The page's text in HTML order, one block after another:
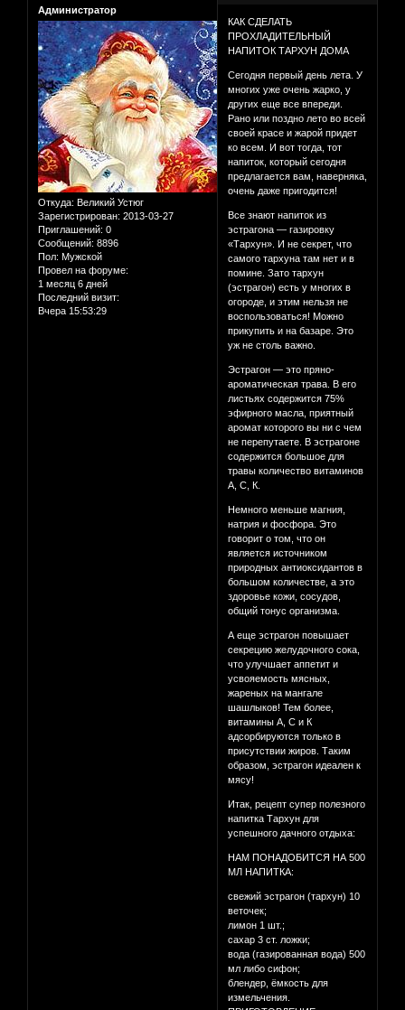
Администратор
Откуда: Великий Устюг
Зарегистрирован: 2013-03-27
Приглашений: 0
Сообщений: 8896
Пол: Мужской
Провел на форуме:
1 месяц 6 дней
Последний визит:
Вчера 15:53:29
КАК СДЕЛАТЬ
ПРОХЛАДИТЕЛЬНЫЙ
НАПИТОК ТАРХУН ДОМА
Сегодня первый день лета. У
многих уже очень жарко, у
других еще все впереди.
Рано или поздно лето во всей
своей красе и жарой придет
ко всем. И вот тогда, тот
напиток, который сегодня
предлагается вам, наверняка,
очень даже пригодится!
Все знают напиток из
эстрагона — газировку
«Тархун». И не секрет, что
самого тархуна там нет и в
помине. Зато тархун
(эстрагон) есть у многих в
огороде, и этим нельзя не
воспользоваться! Можно
прикупить и на базаре. Это
уж не столь важно.
Эстрагон — это пряно-
ароматическая трава. В его
листьях содержится 75%
эфирного масла, приятный
аромат которого вы ни с чем
не перепутаете. В эстрагоне
содержится большое для
травы количество витаминов
А, С, К.
Немного меньше магния,
натрия и фосфора. Это
говорит о том, что он
является источником
природных антиоксидантов в
большом количестве, а это
здоровье кожи, сосудов,
общий тонус организма.
А еще эстрагон повышает
секрецию желудочного сока,
что улучшает аппетит и
усвояемость мясных,
жареных на мангале
шашлыков! Тем более,
витамины А, С и К
адсорбируются только в
присутствии жиров. Таким
образом, эстрагон идеален к
мясу!
Итак, рецепт супер полезного
напитка Тархун для
успешного дачного отдыха:
НАМ ПОНАДОБИТСЯ НА 500
МЛ НАПИТКА:
свежий эстрагон (тархун) 10
веточек;
лимон 1 шт.;
сахар 3 ст. ложки;
вода (газированная вода) 500
мл либо сифон;
блендер, ёмкость для
измельчения.